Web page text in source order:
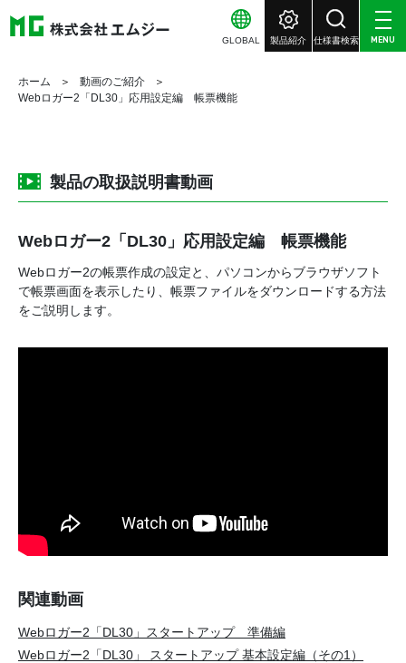
GLOBAL 製品紹介 仕様書検索 MENU
ホーム
動画のご紹介
Webロガー2「DL30」応用設定編 帳票機能
製品の取扱説明書動画
Webロガー2「DL30」応用設定編 帳票機能
Webロガー2の帳票作成の設定と、パソコンからブラウザソフト
で帳票画面を表示したり、帳票ファイルをダウンロードする方法
をご説明します。
関連動画
Webロガー2「DL30」スタートアップ 準備編
Webロガー2「DL30」 スタートアップ 基本設定編（その1）